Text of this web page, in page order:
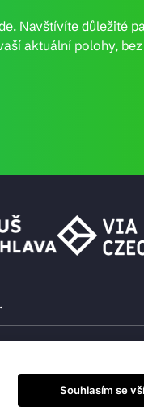
Navštívíte důležité
aktuální polohy,
Souhlasím se